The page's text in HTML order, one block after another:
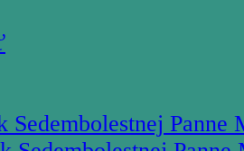
Sedembolestnej Panne